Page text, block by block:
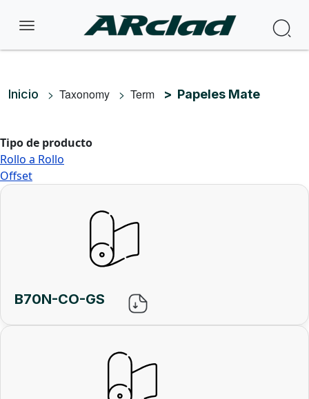
Ruta de navegación
Inicio Taxonomy Term Papeles Mate
Tipo de producto
Rollo a Rollo
Offset
B70N-CO-GS